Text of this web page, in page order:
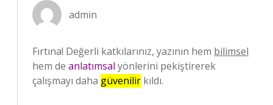
admin
Fırtına! Değerli katkılarınız, yazının hem bilimsel
hem de anlatımsal yönlerini pekiştirerek
çalışmayı daha güvenilir kıldı.